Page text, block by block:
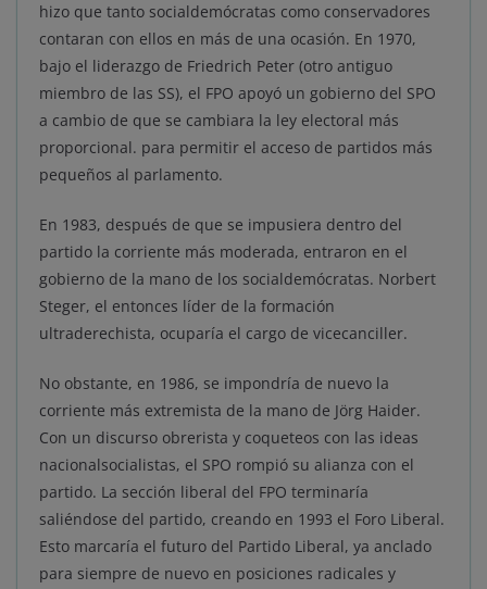
hizo que tanto socialdemócratas como conservadores
contaran con ellos en más de una ocasión. En 1970,
bajo el liderazgo de Friedrich Peter (otro antiguo
miembro de las SS), el FPO apoyó un gobierno del SPO
a cambio de que se cambiara la ley electoral más
proporcional. para permitir el acceso de partidos más
pequeños al parlamento.
En 1983, después de que se impusiera dentro del
partido la corriente más moderada, entraron en el
gobierno de la mano de los socialdemócratas. Norbert
Steger, el entonces líder de la formación
ultraderechista, ocuparía el cargo de vicecanciller.
No obstante, en 1986, se impondría de nuevo la
corriente más extremista de la mano de Jörg Haider.
Con un discurso obrerista y coqueteos con las ideas
nacionalsocialistas, el SPO rompió su alianza con el
partido. La sección liberal del FPO terminaría
saliéndose del partido, creando en 1993 el Foro Liberal.
Esto marcaría el futuro del Partido Liberal, ya anclado
para siempre de nuevo en posiciones radicales y